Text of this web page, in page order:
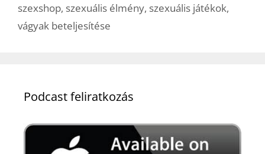
szexshop, szexuális élmény, szexuális játékok,
vágyak beteljesítése
Podcast feliratkozás